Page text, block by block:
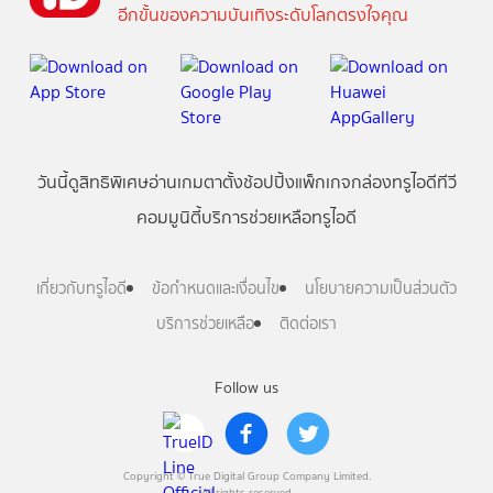
Follow us
Copyright © True Digital Group Company Limited.
อีกขั้นของความบันเทิงระดับโลกตรงใจคุณ
วันนี้ดูสิทธิพิเศษอ่านเกมตาตั้งช้อปปิ้งแพ็กเกจกล่องทรูไอดีทีวี
คอมมูนิตี้บริการช่วยเหลือทรูไอดี
เกี่ยวกับทรูไอดี ข้อกำหนดและเงื่อนไข
นโยบายความเป็นส่วนตัว
บริการช่วยเหลือ
ติดต่อเรา